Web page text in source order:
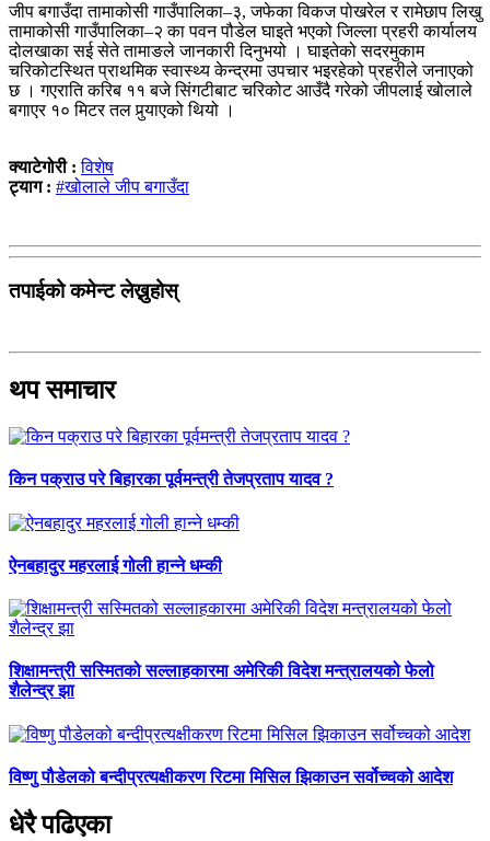
जीप बगाउँदा तामाकोसी गाउँपालिका–३, जफेका विकज पोखरेल र रामेछाप लिखु
तामाकोसी गाउँपालिका–२ का पवन पौडेल घाइते भएको जिल्ला प्रहरी कार्यालय
दोलखाका सई सेते तामाङले जानकारी दिनुभयो । घाइतेको सदरमुकाम
चरिकोटस्थित प्राथमिक स्वास्थ्य केन्द्रमा उपचार भइरहेको प्रहरीले जनाएको
छ । गएराति करिब ११ बजे सिंगटीबाट चरिकोट आउँदै गरेको जीपलाई खोलाले
बगाएर १० मिटर तल पुर्‍याएको थियो ।
क्याटेगोरी :विशेष
ट्याग : #खोलाले जीप बगाउँदा
तपाईको कमेन्ट लेख्नुहोस्
थप समाचार
किन पक्राउ परे बिहारका पूर्वमन्त्री तेजप्रताप यादव ?
ऐनबहादुर महरलाई गोली हान्ने धम्की
शिक्षामन्त्री सस्मितको सल्लाहकारमा अमेरिकी विदेश मन्त्रालयको फेलो
शैलेन्द्र झा
विष्णु पौडेलको बन्दीप्रत्यक्षीकरण रिटमा मिसिल झिकाउन सर्वोच्चको आदेश
धेरै पढिएका